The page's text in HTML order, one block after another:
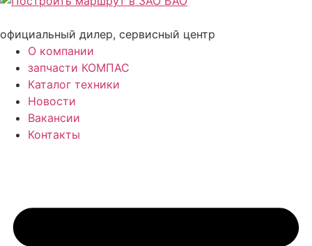
официальный дилер, сервисный центр
О компании
запчасти КОМПАС
Каталог техники
Новости
Вакансии
Контакты